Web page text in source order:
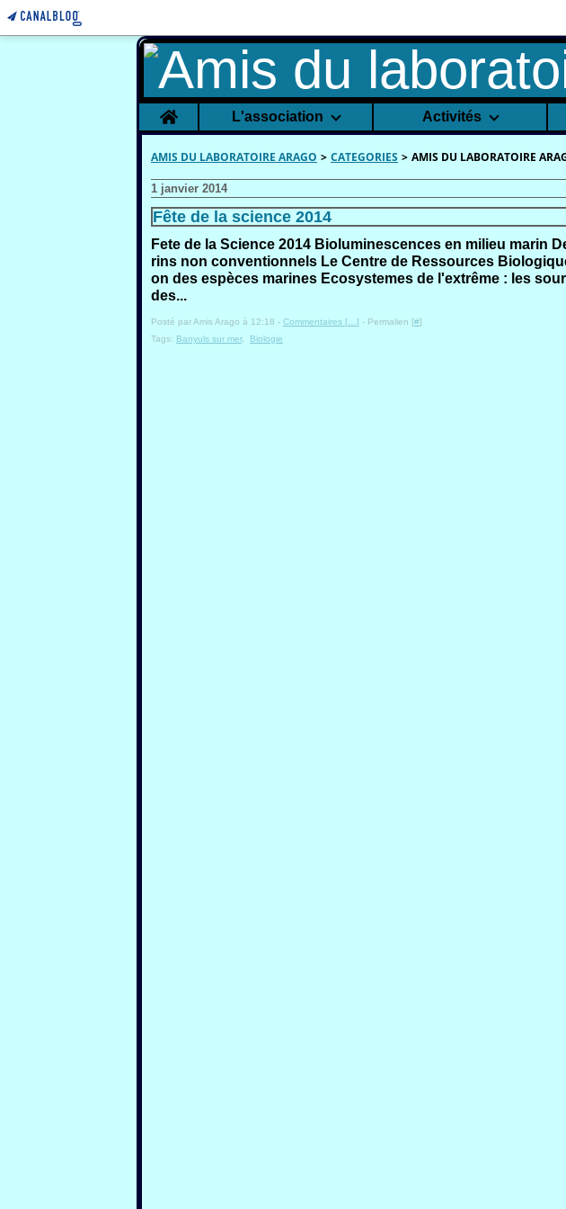
Home L'association Activités
AMIS DU LABORATOIRE ARAGO > CATEGORIES > AMIS DU LABORATOIRE
1 janvier 2014
Fête de la science 2014
Fete de la Science 2014 Bioluminescences en milieu marin
rins non conventionnels Le Centre de Ressources
on des espèces marines Ecosystemes de l'extrême : les
des...
Posté par Amis Arago à 12:18 - Commentaires [ ] - Permalien [#]
Tags: Banyuls sur mer, Biologie